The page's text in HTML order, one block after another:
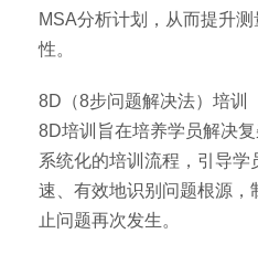
MSA分析计划，从而提升
性。
8D（8步问题解决法）培训
8D培训旨在培养学员解决
系统化的培训流程，引导
速、有效地识别问题根源，
止问题再次发生。